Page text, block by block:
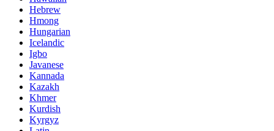
Hebrew
Hmong
Hungarian
Icelandic
Igbo
Javanese
Kannada
Kazakh
Khmer
Kurdish
Kyrgyz